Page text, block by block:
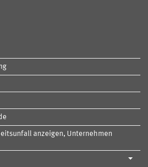
anzeigen, Unternehmen